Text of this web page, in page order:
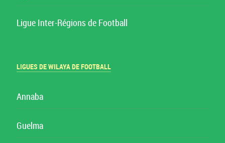
Ligue Inter-Régions de Football
LIGUES DE WILAYA DE FOOTBALL
Annaba
Guelma